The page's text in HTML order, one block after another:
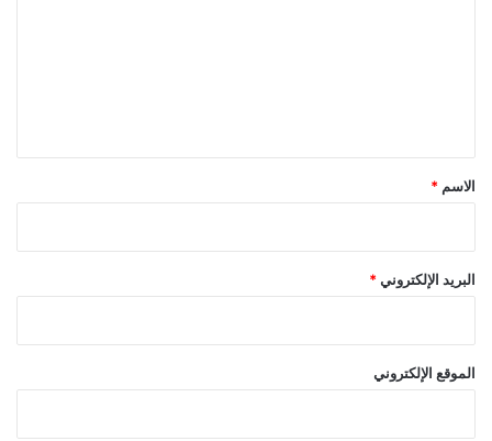
*
الاسم *
البريد الإلكتروني *
الموقع الإلكتروني